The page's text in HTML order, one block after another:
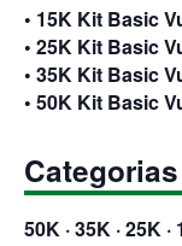
• 15K Kit Basic
• 25K Kit Basic
• 35K Kit Basic
• 50K Kit Basic
Categorias
50K · 35K · 25K ·